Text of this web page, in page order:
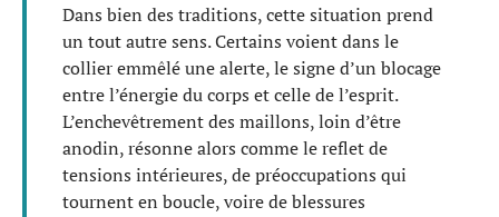
Dans bien des traditions, cette situation prend
un tout autre sens. Certains voient dans le
collier emmêlé une alerte, le signe d’un blocage
entre l’énergie du corps et celle de l’esprit.
L’enchevêtrement des maillons, loin d’être
anodin, résonne alors comme le reflet de
tensions intérieures, de préoccupations qui
tournent en boucle, voire de blessures